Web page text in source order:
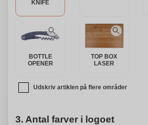
KNIFE
BOTTLE
OPENER
TOP BOX
LASER
Udskriv artiklen på flere områder
3. Antal farver i logoet